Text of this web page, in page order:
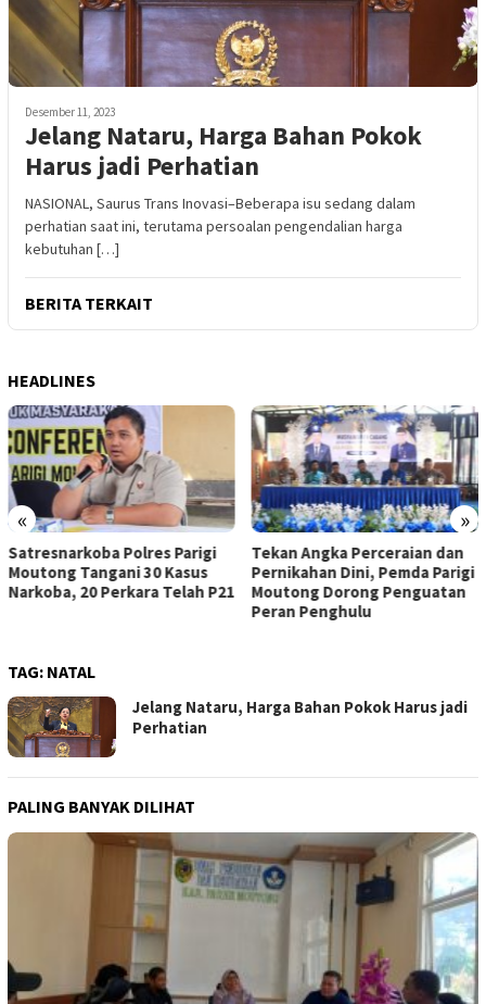
Desember 11, 2023
Jelang Nataru, Harga Bahan Pokok
Harus jadi Perhatian
NASIONAL, Saurus Trans Inovasi–Beberapa isu sedang dalam
perhatian saat ini, terutama persoalan pengendalian harga
kebutuhan […]
BERITA TERKAIT
HEADLINES
« »
Satresnarkoba Polres Parigi
Moutong Tangani 30 Kasus
Narkoba, 20 Perkara Telah P21
Tekan Angka Perceraian dan
Pernikahan Dini, Pemda Parigi
Moutong Dorong Penguatan
Peran Penghulu
TAG: NATAL
Jelang Nataru, Harga Bahan Pokok Harus jadi
Perhatian
PALING BANYAK DILIHAT